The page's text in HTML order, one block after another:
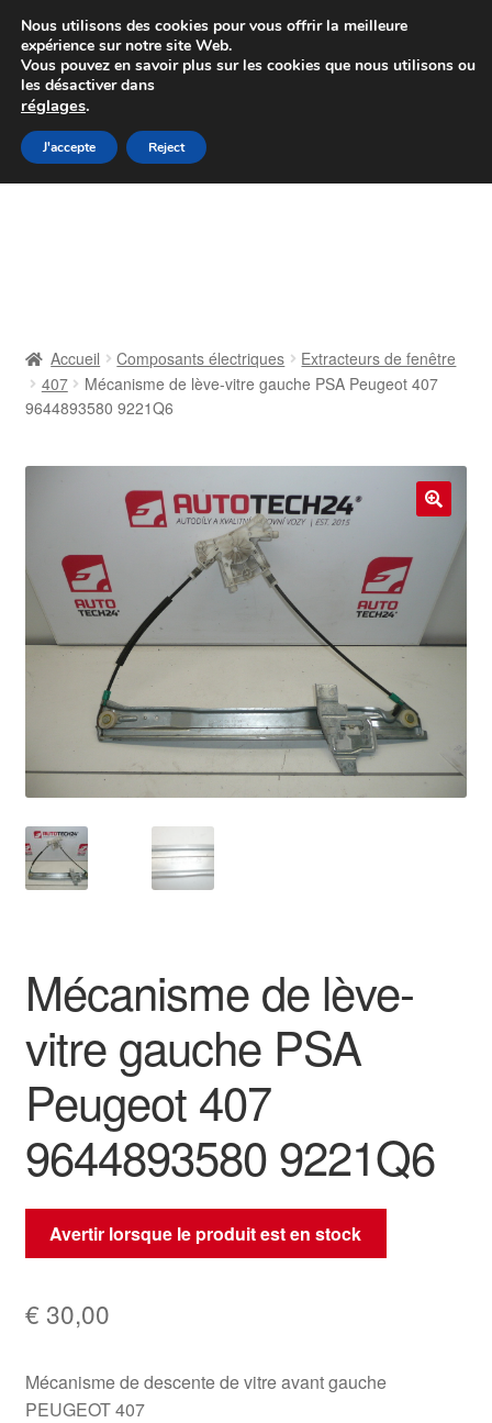
Colissimo livraison à partir de 7 EUR
Du lundi au vendredi de 9 h à 16 h
Aller
à
Aller
au
Contact
Livraison internationale
Mon compte
Paiements
Panier
Politique de confidentialité
Procédure de Réclamation
Accueil Composants électriques
Extracteurs de fenêtre
407
Mécanisme de lève-vitre gauche PSA Peugeot 407
9644893580 9221Q6
Mécanisme de lève-
vitre gauche PSA
Peugeot 407
9644893580 9221Q6
Avertir lorsque le produit est en stock
€ 30,00
Mécanisme de descente de vitre avant gauche
PEUGEOT 407
Nous utilisons des cookies pour vous offrir la meilleure
expérience sur notre site Web.
Vous pouvez en savoir plus sur les cookies que nous utilisons ou
les désactiver dans
réglages.
J'accepte Reject